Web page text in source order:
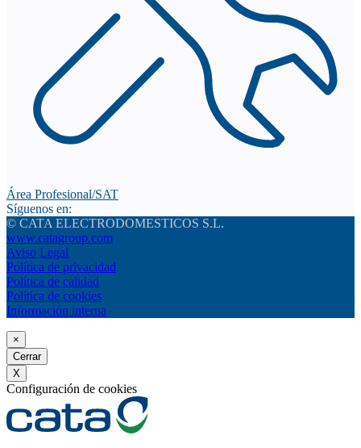
Área Profesional/SAT
Síguenos en:
© CATA ELECTRODOMESTICOS S.L.
www.catagroup.com
Aviso Legal
Política de privacidad
Política de calidad
Política de cookies
Información interna
×
Cerrar
X
Configuración de cookies